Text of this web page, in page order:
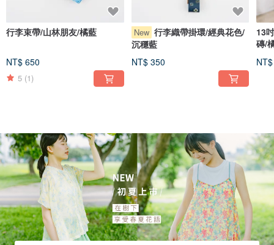
行李束帶/山林朋友/橘藍
NT$ 650
5 (1)
New 行李織帶掛環/經典花色/
沉穩藍
NT$ 350
13
磚/